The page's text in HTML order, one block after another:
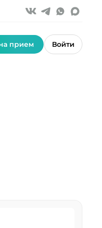
прием Войти